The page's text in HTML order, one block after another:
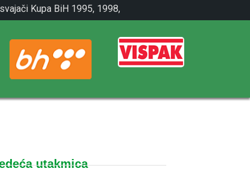
Kupa BiH 1995, 1998,
utakmica